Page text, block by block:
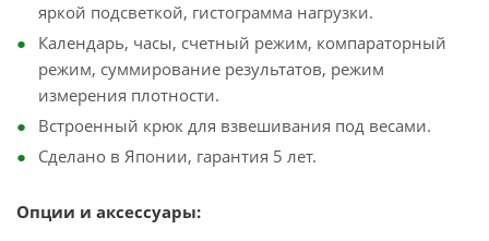
яркой подсветкой, гистограмма нагрузки.
Календарь, часы, счетный режим, компараторный
режим, суммирование результатов, режим
измерения плотности.
Встроенный крюк для взвешивания под весами.
Сделано в Японии, гарантия 5 лет.
Опции и аксессуары: